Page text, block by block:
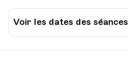
Voir les dates des séances